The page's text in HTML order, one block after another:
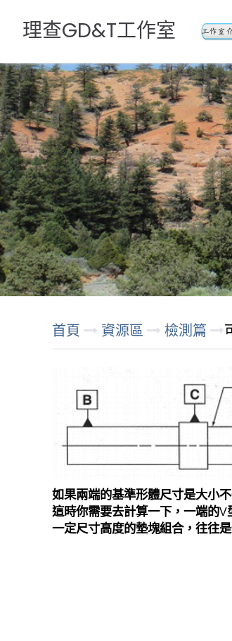
理查GD&T工作室
首頁 資源區 檢測篇
如果兩端的基準形體尺寸是大小
這時你需要去計算一下，一端的V
一定尺寸高度的墊塊組合，往往